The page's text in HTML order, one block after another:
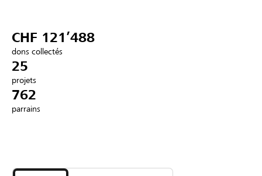
Se connecter
DE FR IT
CHF 121’488
dons collectés
25
projets
762
parrains
les